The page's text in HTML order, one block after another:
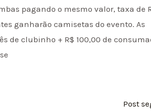
pagando o mesmo valor, taxa de
ganharão camisetas do evento. As
de clubinho + R$ 100,00 de
Post